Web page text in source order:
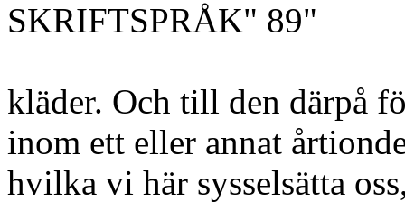
SKRIFTSPRÅK" 89"
kläder. Och till den därpå
inom ett eller annat
hvilka vi här sysselsätta